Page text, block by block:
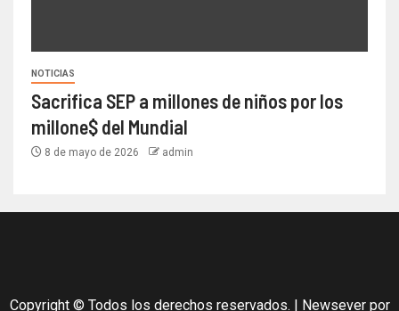
NOTICIAS
Sacrifica SEP a millones de niños por los
millone$ del Mundial
8 de mayo de 2026 admin
Copyright © Todos los derechos reservados. Newseverpor